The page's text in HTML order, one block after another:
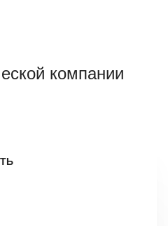
компании